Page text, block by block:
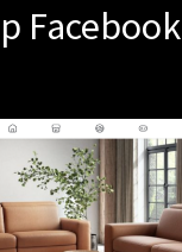
Facebook